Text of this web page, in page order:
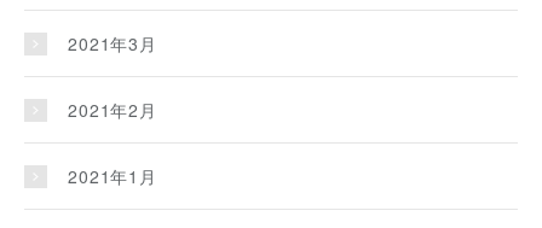
2021年3月
2021年2月
2021年1月